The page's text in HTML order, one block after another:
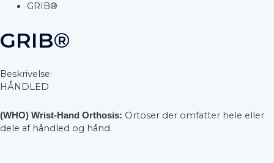
GRIB®
GRIB®
Beskrivelse:
HÅNDLED
(WHO) Wrist-Hand Orthosis: Ortoser der omfatter hele eller
dele af håndled og hånd.